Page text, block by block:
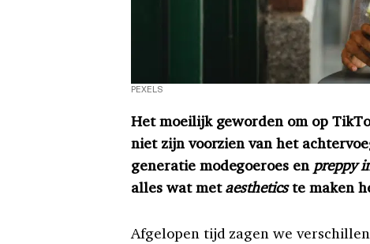
PEXELS
Het moeilijk geworden om op
niet zijn voorzien van het
generatie modegoeroes en preppy
alles wat metaestheticste maken
Afgelopen tijd zagen we